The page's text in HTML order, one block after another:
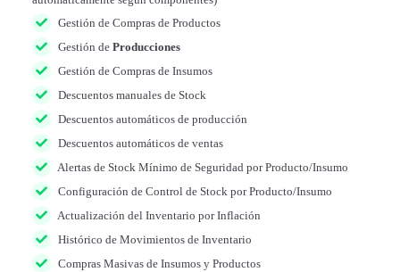
Gestión de Compras de Productos
Gestión de Producciones
Gestión de Compras de Insumos
Descuentos manuales de Stock
Descuentos automáticos de producción
Descuentos automáticos de ventas
Alertas de Stock Mínimo de Seguridad por Producto/Insumo
Configuración de Control de Stock por Producto/Insumo
Actualización del Inventario por Inflación
Histórico de Movimientos de Inventario
Compras Masivas de Insumos y Productos